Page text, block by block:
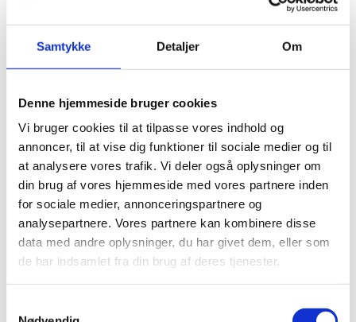
Samtykke Detaljer Om
Denne hjemmeside bruger cookies
Vi bruger cookies til at tilpasse vores indhold og
annoncer, til at vise dig funktioner til sociale medier og til
at analysere vores trafik. Vi deler også oplysninger om
din brug af vores hjemmeside med vores partnere inden
for sociale medier, annonceringspartnere og
analysepartnere. Vores partnere kan kombinere disse
data med andre oplysninger, du har givet dem, eller som
de har indsamlet fra din brug af deres tjenester.